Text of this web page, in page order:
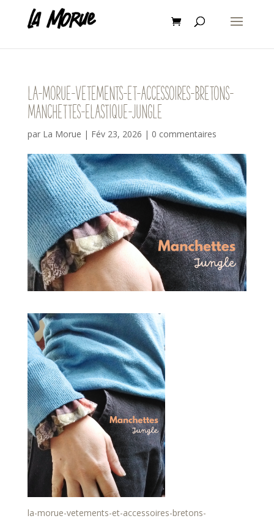
la-morue-vetements-et-accessoires-bretons-
manchettes-elastique-jungle
par La Morue | Fév 23, 2026 | 0 commentaires
la-morue-vetements-et-accessoires-bretons-